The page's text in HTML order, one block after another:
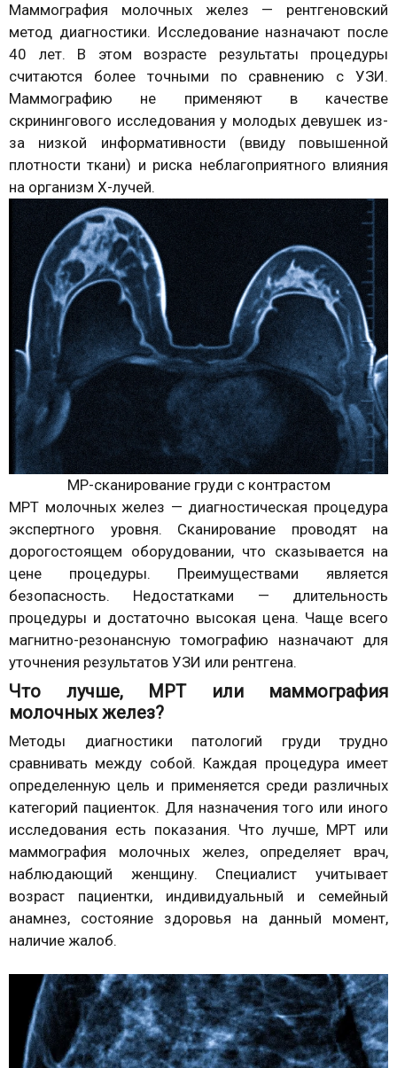
Маммография молочных желез — рентгеновский
метод диагностики. Исследование назначают после
40 лет. В этом возрасте результаты процедуры
считаются более точными по сравнению с УЗИ.
Маммографию не применяют в качестве
скринингового исследования у молодых девушек из-
за низкой информативности (ввиду повышенной
плотности ткани) и риска неблагоприятного влияния
на организм Х-лучей.
МР-сканирование груди с контрастом
МРТ молочных желез — диагностическая процедура
экспертного уровня. Сканирование проводят на
дорогостоящем оборудовании, что сказывается на
цене процедуры. Преимуществами является
безопасность. Недостатками — длительность
процедуры и достаточно высокая цена. Чаще всего
магнитно-резонансную томографию назначают для
уточнения результатов УЗИ или рентгена.
Что лучше, МРТ или маммография
молочных желез?
Методы диагностики патологий груди трудно
сравнивать между собой. Каждая процедура имеет
определенную цель и применяется среди различных
категорий пациенток. Для назначения того или иного
исследования есть показания. Что лучше, МРТ или
маммография молочных желез, определяет врач,
наблюдающий женщину. Специалист учитывает
возраст пациентки, индивидуальный и семейный
анамнез, состояние здоровья на данный момент,
наличие жалоб.